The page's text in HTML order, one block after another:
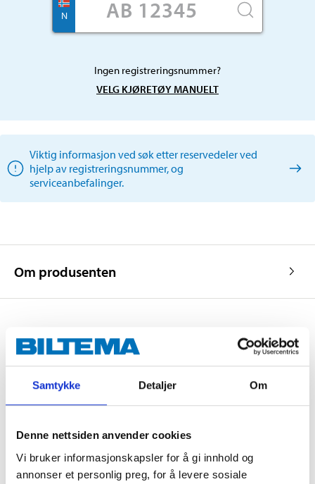
Samtykke Detaljer Om
Denne nettsiden anvender cookies
Vi bruker informasjonskapsler for å gi innhold og
annonser et personlig preg, for å levere sosiale
N
Ingen registreringsnummer?
VELG KJØRETØY MANUELT
Viktig informasjon ved søk etter reservedeler ved
hjelp av registreringsnummer, og
serviceanbefalinger.
Om produsenten
Kjøp & Hent
LES MER
Andre kunder har også kjøpt